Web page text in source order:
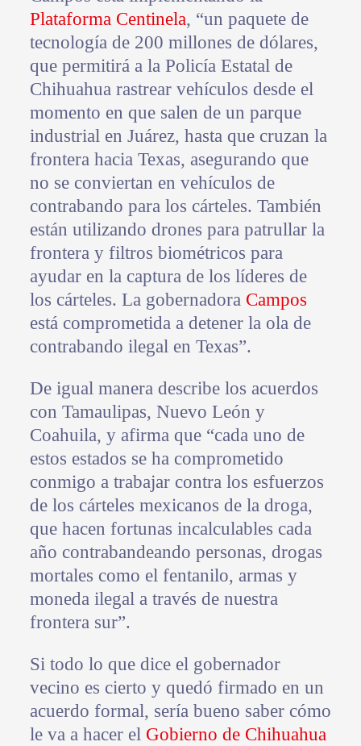
Plataforma Centinela, “un paquete de
tecnología de 200 millones de dólares,
que permitirá a la Policía Estatal de
Chihuahua rastrear vehículos desde el
momento en que salen de un parque
industrial en Juárez, hasta que cruzan la
frontera hacia Texas, asegurando que
no se conviertan en vehículos de
contrabando para los cárteles. También
están utilizando drones para patrullar la
frontera y filtros biométricos para
ayudar en la captura de los líderes de
los cárteles. La gobernadora Campos
está comprometida a detener la ola de
contrabando ilegal en Texas”.
De igual manera describe los acuerdos
con Tamaulipas, Nuevo León y
Coahuila, y afirma que “cada uno de
estos estados se ha comprometido
conmigo a trabajar contra los esfuerzos
de los cárteles mexicanos de la droga,
que hacen fortunas incalculables cada
año contrabandeando personas, drogas
mortales como el fentanilo, armas y
moneda ilegal a través de nuestra
frontera sur”.
Si todo lo que dice el gobernador
vecino es cierto y quedó firmado en un
acuerdo formal, sería bueno saber cómo
le va a hacer el Gobierno de Chihuahua